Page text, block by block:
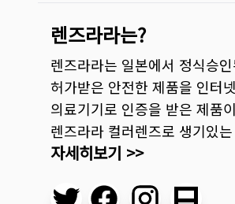
렌즈라라는?
렌즈라라는 일본에서 정식승
허가받은 안전한 제품을 인터
의료기기로 인증을 받은 제품
렌즈라라 컬러렌즈로 생기있
자세히보기 >>